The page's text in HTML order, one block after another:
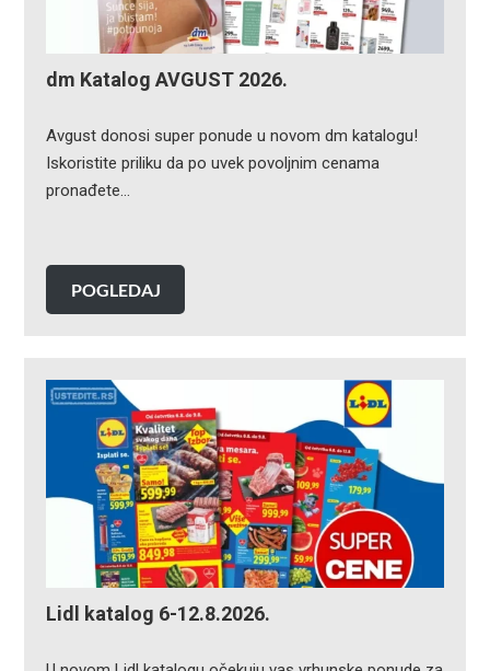
dm Katalog AVGUST 2026.
Avgust donosi super ponude u novom dm katalogu!
Iskoristite priliku da po uvek povoljnim cenama
pronađete…
POGLEDAJ
Lidl katalog 6-12.8.2026.